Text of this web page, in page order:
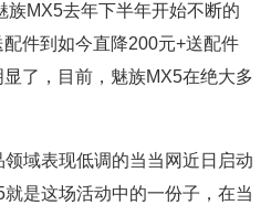
族MX5去年下半年开始不断的
件到如今直降200元+送配件
了，目前，魅族MX5在绝大多
域表现低调的当当网近日启动
是这场活动中的一份子，在当